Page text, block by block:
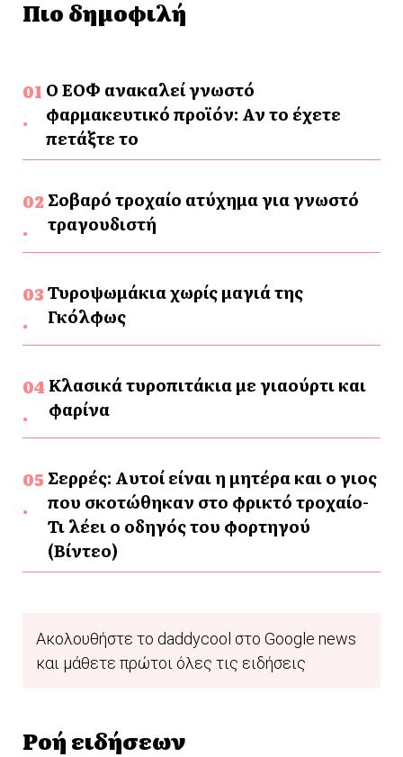
Πιο δημοφιλή
Ο ΕΟΦ ανακαλεί γνωστό
φαρμακευτικό προϊόν: Αν το έχετε
πετάξτε το
Σοβαρό τροχαίο ατύχημα για γνωστό
τραγουδιστή
Τυροψωμάκια χωρίς μαγιά της
Γκόλφως
Κλασικά τυροπιτάκια με γιαούρτι και
φαρίνα
Σερρές: Αυτοί είναι η μητέρα και ο γιος
που σκοτώθηκαν στο φρικτό τροχαίο-
Τι λέει ο οδηγός του φορτηγού
(Βίντεο)
Ακολουθήστε το daddycool στο Google news
και μάθετε πρώτοι όλες τις ειδήσεις
Ροή ειδήσεων